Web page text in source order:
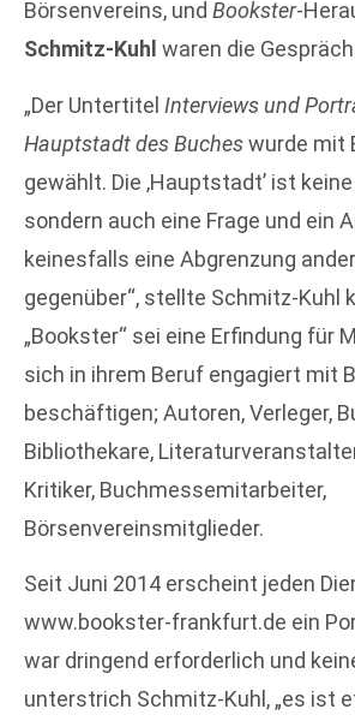
Börsenvereins, und Bookster-
Schmitz-Kuhl waren die
„Der Untertitel Interviews und
Hauptstadt des Bucheswurde mit
gewählt. Die ‚Hauptstadt’ ist
sondern auch eine Frage und ein
keinesfalls eine Abgrenzung
gegenüber“, stellte Schmitz-Kuhl
„Bookster“ sei eine Erfindung für
sich in ihrem Beruf engagiert mit
beschäftigen; Autoren, Verleger,
Bibliothekare,
Kritiker, Buchmessemitarbeiter,
Börsenvereinsmitglieder.
Seit Juni 2014 erscheint jeden
www.bookster-frankfurt.de ein
war dringend erforderlich und
unterstrich Schmitz-Kuhl, „es ist